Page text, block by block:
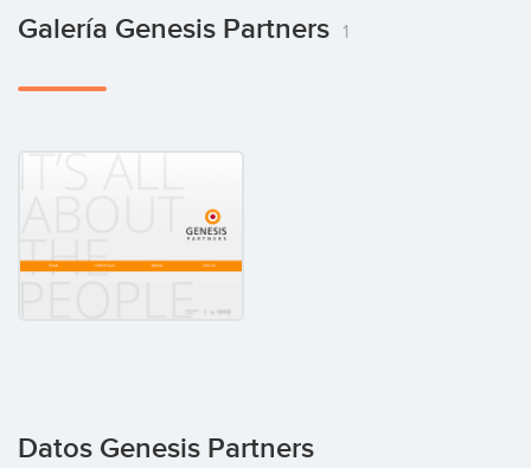
Galería Genesis Partners 1
Datos Genesis Partners